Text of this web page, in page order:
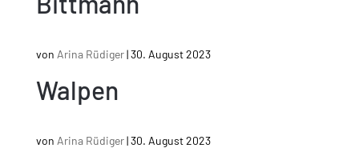
von Arina Rüdiger|30. August 2023
Walpen
von Arina Rüdiger|30. August 2023